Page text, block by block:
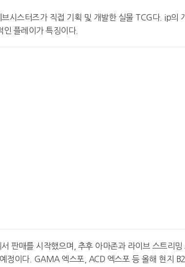
시스터즈가 직접 기획 및 개발한 실물 TCG다. ip의
플레이가 특징이다.
판매를 시작했으며, 추후 아마존과 라이브 스트리밍
정이다. GAMA 엑스포, ACD 엑스포 등 올해 현지